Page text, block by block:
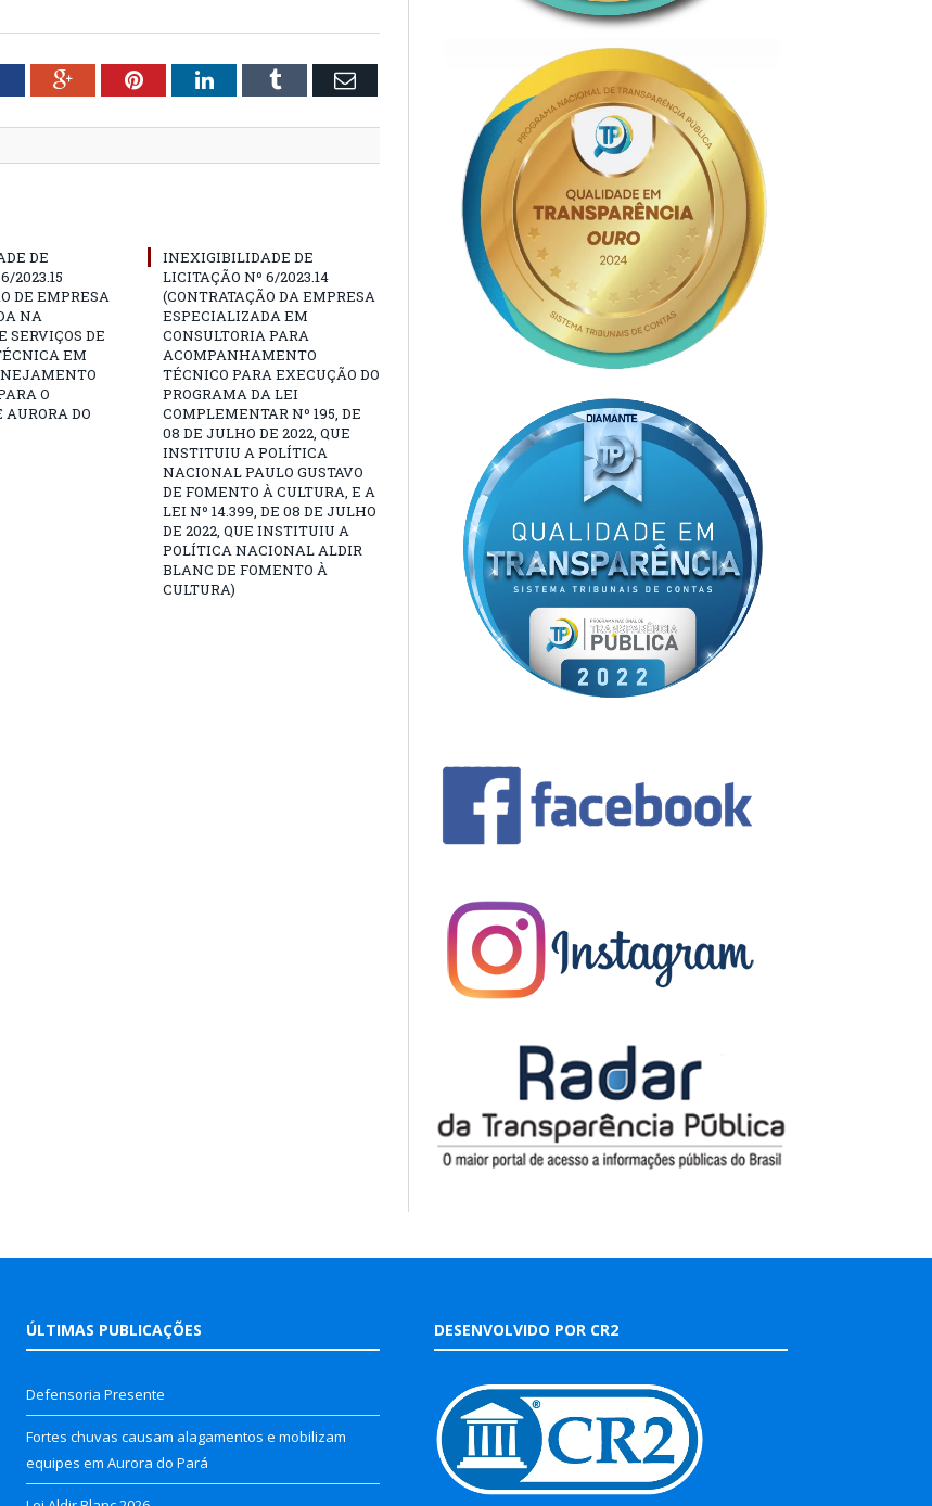
Google+PinterestLinkedInTumblr Email
DE
2023.15
DE EMPRESA
NA
SERVIÇOS DE
EM
O
DO
INEXIGIBILIDADE DE
LICITAÇÃO Nº 6/2023.14
(CONTRATAÇÃO DA EMPRESA
ESPECIALIZADA EM
CONSULTORIA PARA
ACOMPANHAMENTO
TÉCNICO PARA EXECUÇÃO DO
PROGRAMA DA LEI
COMPLEMENTAR Nº 195, DE
08 DE JULHO DE 2022, QUE
INSTITUIU A POLÍTICA
NACIONAL PAULO GUSTAVO
DE FOMENTO À CULTURA, E A
LEI Nº 14.399, DE 08 DE JULHO
DE 2022, QUE INSTITUIU A
POLÍTICA NACIONAL ALDIR
BLANC DE FOMENTO À
CULTURA)
ÚLTIMAS PUBLICAÇÕES
Defensoria Presente
Fortes chuvas causam alagamentos e mobilizam
equipes em Aurora do Pará
DESENVOLVIDO POR CR2